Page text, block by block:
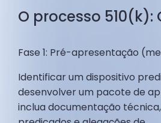
O processo
Fase 1: Pré-apresentação
Identificar um dispositivo
desenvolver um pacote de
inclua documentação